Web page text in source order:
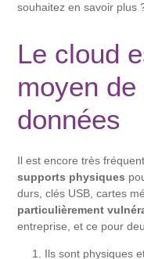
souhaitez en savoir plus
Le cloud
moyen
données
Il est encore très
supports physiques
durs, clés USB, cartes
particulièrement
entreprise, et ce pour
Ils sont physiques